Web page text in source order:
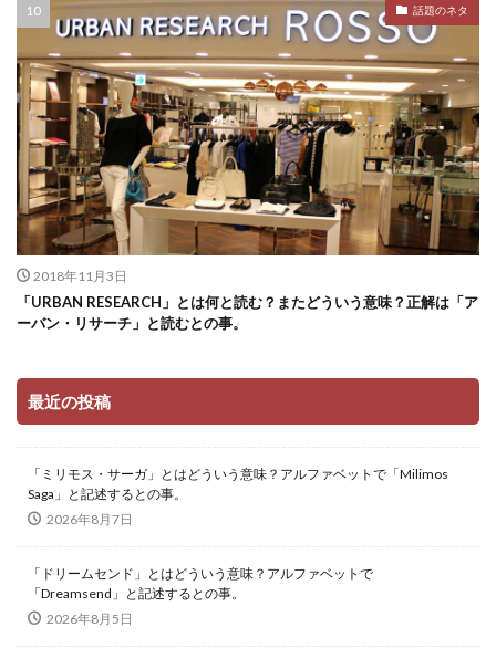
話題のネタ
2018年11月3日
「URBAN RESEARCH」とは何と読む？またどういう意味？正解は「ア
ーバン・リサーチ」と読むとの事。
最近の投稿
「ミリモス・サーガ」とはどういう意味？アルファベットで「Milimos
Saga」と記述するとの事。
2026年8月7日
「ドリームセンド」とはどういう意味？アルファベットで
「Dreamsend」と記述するとの事。
2026年8月5日